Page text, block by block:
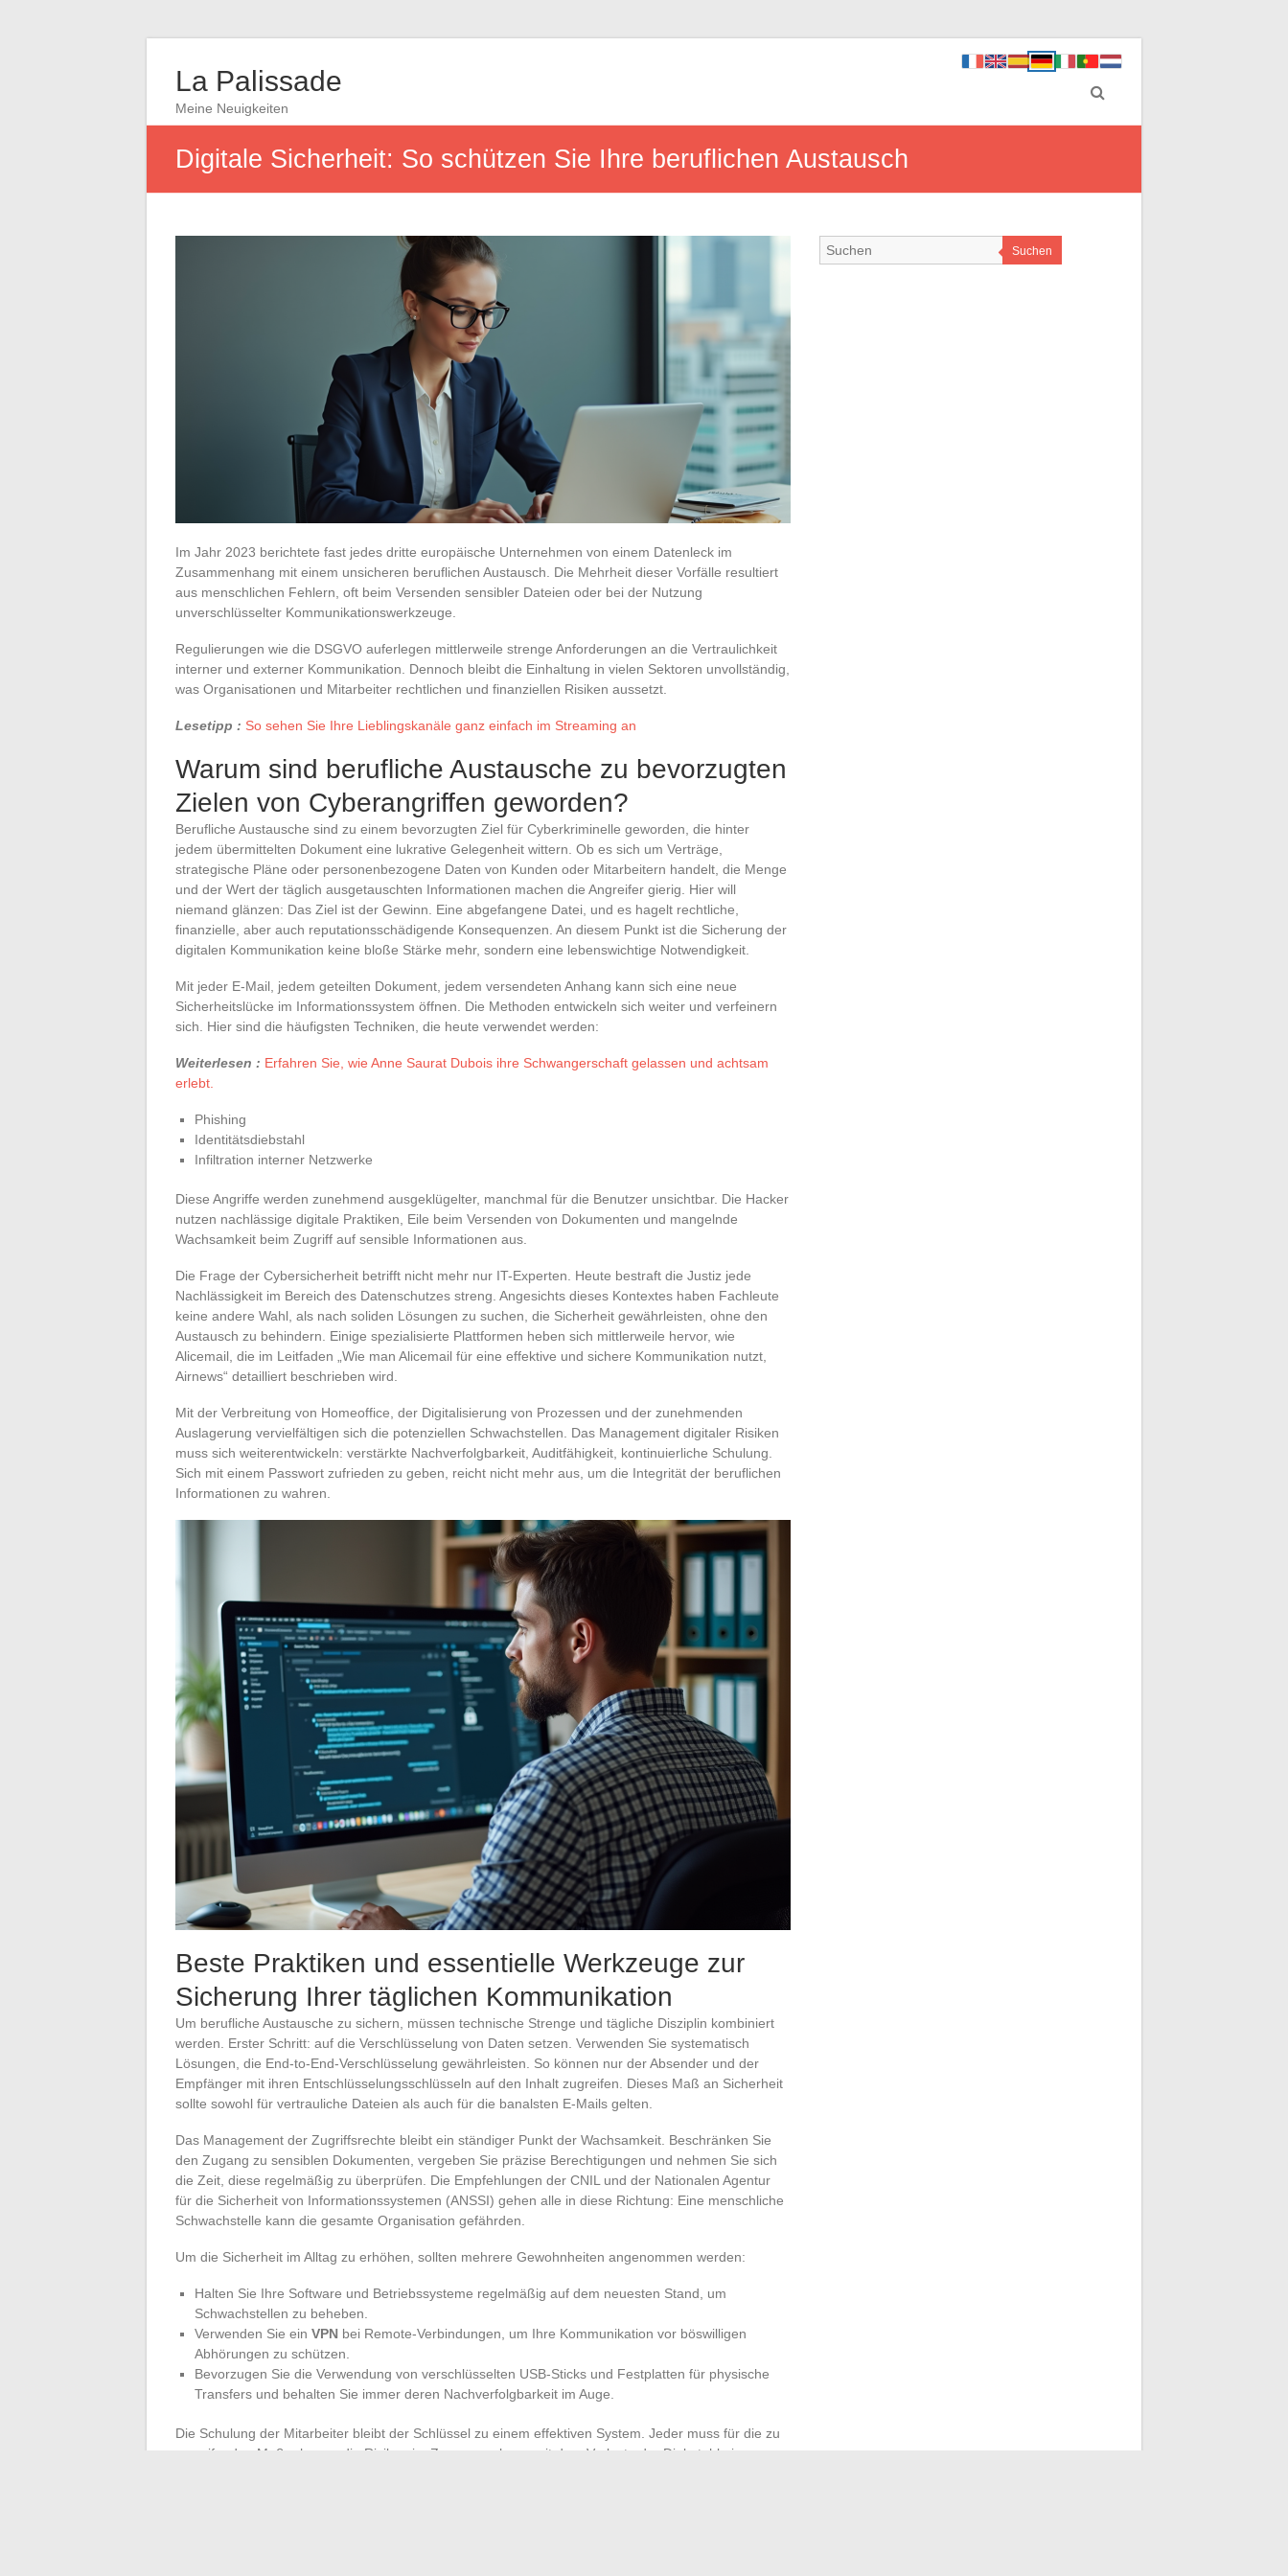
La Palissade
Meine Neuigkeiten
Digitale Sicherheit: So schützen Sie Ihre beruflichen Austausch
Im Jahr 2023 berichtete fast jedes dritte europäische Unternehmen von einem Datenleck im
Zusammenhang mit einem unsicheren beruflichen Austausch. Die Mehrheit dieser Vorfälle resultiert
aus menschlichen Fehlern, oft beim Versenden sensibler Dateien oder bei der Nutzung
unverschlüsselter Kommunikationswerkzeuge.
Regulierungen wie die DSGVO auferlegen mittlerweile strenge Anforderungen an die Vertraulichkeit
interner und externer Kommunikation. Dennoch bleibt die Einhaltung in vielen Sektoren unvollständig,
was Organisationen und Mitarbeiter rechtlichen und finanziellen Risiken aussetzt.
Lesetipp : So sehen Sie Ihre Lieblingskanäle ganz einfach im Streaming an
Warum sind berufliche Austausche zu bevorzugten
Zielen von Cyberangriffen geworden?
Berufliche Austausche sind zu einem bevorzugten Ziel für Cyberkriminelle geworden, die hinter
jedem übermittelten Dokument eine lukrative Gelegenheit wittern. Ob es sich um Verträge,
strategische Pläne oder personenbezogene Daten von Kunden oder Mitarbeitern handelt, die Menge
und der Wert der täglich ausgetauschten Informationen machen die Angreifer gierig. Hier will
niemand glänzen: Das Ziel ist der Gewinn. Eine abgefangene Datei, und es hagelt rechtliche,
finanzielle, aber auch reputationsschädigende Konsequenzen. An diesem Punkt ist die Sicherung der
digitalen Kommunikation keine bloße Stärke mehr, sondern eine lebenswichtige Notwendigkeit.
Mit jeder E-Mail, jedem geteilten Dokument, jedem versendeten Anhang kann sich eine neue
Sicherheitslücke im Informationssystem öffnen. Die Methoden entwickeln sich weiter und verfeinern
sich. Hier sind die häufigsten Techniken, die heute verwendet werden:
Weiterlesen : Erfahren Sie, wie Anne Saurat Dubois ihre Schwangerschaft gelassen und achtsam
erlebt.
Phishing
Identitätsdiebstahl
Infiltration interner Netzwerke
Diese Angriffe werden zunehmend ausgeklügelter, manchmal für die Benutzer unsichtbar. Die Hacker
nutzen nachlässige digitale Praktiken, Eile beim Versenden von Dokumenten und mangelnde
Wachsamkeit beim Zugriff auf sensible Informationen aus.
Die Frage der Cybersicherheit betrifft nicht mehr nur IT-Experten. Heute bestraft die Justiz jede
Nachlässigkeit im Bereich des Datenschutzes streng. Angesichts dieses Kontextes haben Fachleute
keine andere Wahl, als nach soliden Lösungen zu suchen, die Sicherheit gewährleisten, ohne den
Austausch zu behindern. Einige spezialisierte Plattformen heben sich mittlerweile hervor, wie
Alicemail, die im Leitfaden „Wie man Alicemail für eine effektive und sichere Kommunikation nutzt,
Airnews“ detailliert beschrieben wird.
Mit der Verbreitung von Homeoffice, der Digitalisierung von Prozessen und der zunehmenden
Auslagerung vervielfältigen sich die potenziellen Schwachstellen. Das Management digitaler Risiken
muss sich weiterentwickeln: verstärkte Nachverfolgbarkeit, Auditfähigkeit, kontinuierliche Schulung.
Sich mit einem Passwort zufrieden zu geben, reicht nicht mehr aus, um die Integrität der beruflichen
Informationen zu wahren.
Beste Praktiken und essentielle Werkzeuge zur
Sicherung Ihrer täglichen Kommunikation
Um berufliche Austausche zu sichern, müssen technische Strenge und tägliche Disziplin kombiniert
werden. Erster Schritt: auf die Verschlüsselung von Daten setzen. Verwenden Sie systematisch
Lösungen, die End-to-End-Verschlüsselung gewährleisten. So können nur der Absender und der
Empfänger mit ihren Entschlüsselungsschlüsseln auf den Inhalt zugreifen. Dieses Maß an Sicherheit
sollte sowohl für vertrauliche Dateien als auch für die banalsten E-Mails gelten.
Das Management der Zugriffsrechte bleibt ein ständiger Punkt der Wachsamkeit. Beschränken Sie
den Zugang zu sensiblen Dokumenten, vergeben Sie präzise Berechtigungen und nehmen Sie sich
die Zeit, diese regelmäßig zu überprüfen. Die Empfehlungen der CNIL und der Nationalen Agentur
für die Sicherheit von Informationssystemen (ANSSI) gehen alle in diese Richtung: Eine menschliche
Schwachstelle kann die gesamte Organisation gefährden.
Um die Sicherheit im Alltag zu erhöhen, sollten mehrere Gewohnheiten angenommen werden:
Halten Sie Ihre Software und Betriebssysteme regelmäßig auf dem neuesten Stand, um
Schwachstellen zu beheben.
Verwenden Sie ein VPN bei Remote-Verbindungen, um Ihre Kommunikation vor böswilligen
Abhörungen zu schützen.
Bevorzugen Sie die Verwendung von verschlüsselten USB-Sticks und Festplatten für physische
Transfers und behalten Sie immer deren Nachverfolgbarkeit im Auge.
Die Schulung der Mitarbeiter bleibt der Schlüssel zu einem effektiven System. Jeder muss für die zu
ergreifenden Maßnahmen, die Risiken im Zusammenhang mit dem Verlust oder Diebstahl eines
Suchen